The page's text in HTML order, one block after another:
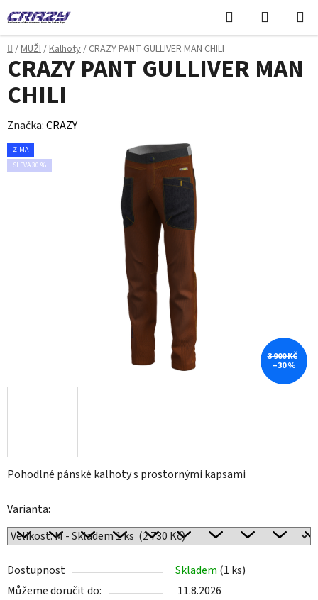
na
obsah
Hledat
KOŠÍK
Domů
/MUŽI/Kalhoty/ CRAZY PANT GULLIVER MAN CHILI
Pohodlné pánské kalhoty s prostornými kapsami
Varianta:
Dostupnost Skladem (1 ks)
Můžeme doručit do:
11.8.2026
CRAZY PANT GULLIVER MAN
CHILI
Značka:CRAZY
ZIMA
SLEVA 30 %
3 900 KČ
–30 %